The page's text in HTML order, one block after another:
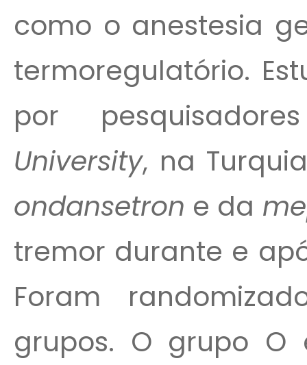
como o anestesia
termoregulatório.
por
University, na
ondansetron e da
tremor durante e
Foram
grupos. O grupo